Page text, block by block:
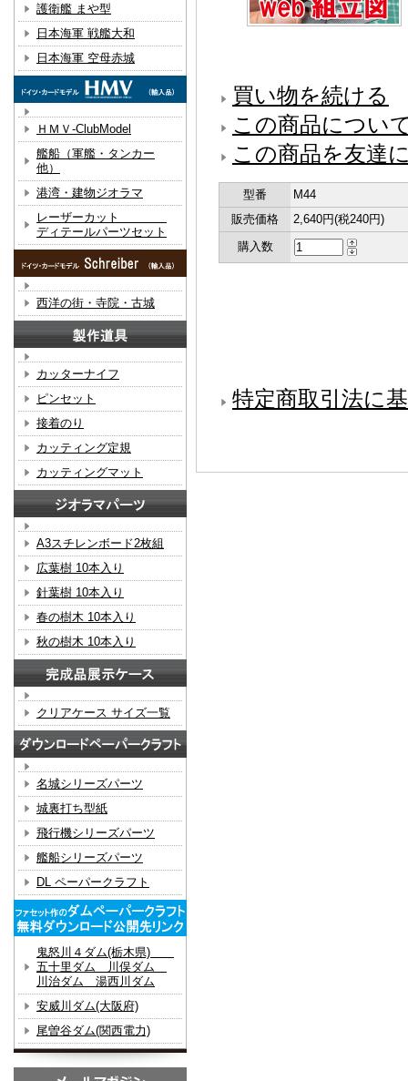
買い物を続ける
この商品につい
この商品を友達
型番
M44
販売価格
2,640円(税240円)
購入数
特定商取引法に
護衛艦 まや型
日本海軍 戦艦大和
日本海軍 空母赤城
ＨＭＶ-ClubModel
艦船（軍艦・タンカー
他）
港湾・建物ジオラマ
レーザーカット
ディテールパーツセット
西洋の街・寺院・古城
カッターナイフ
ピンセット
接着のり
カッティング定規
カッティングマット
A3スチレンボード2枚組
広葉樹 10本入り
針葉樹 10本入り
春の樹木 10本入り
秋の樹木 10本入り
クリアケース サイズ一覧
名城シリーズパーツ
城裏打ち型紙
飛行機シリーズパーツ
艦船シリーズパーツ
DL ペーパークラフト
鬼怒川４ダム(栃木県)
五十里ダム 川俣ダム
川治ダム 湯西川ダム
安威川ダム(大阪府)
尾曽谷ダム(関西電力)